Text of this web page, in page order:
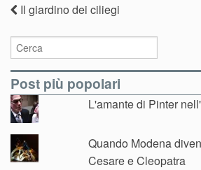
Il giardino dei ciliegi
Post più popolari
L'amante di Pinter
Quando Modena
Cesare e Cleopatra